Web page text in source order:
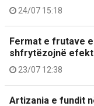
24/07 15:18
Fermat e frutave
shfrytëzojnë
23/07 12:38
Artizania e fundit